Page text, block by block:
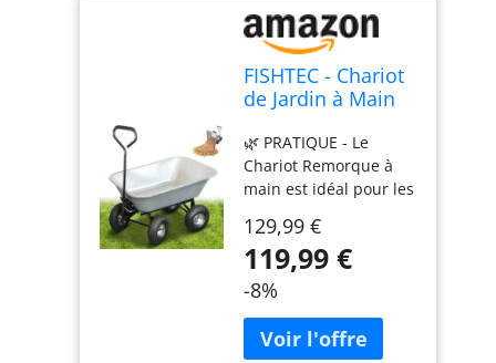
FISHTEC - Chariot
de Jardin à Main
Brouette 4 Roues
Gonflables -
Benne Basculante
- Capacité de
Charge Max 250
KG - Long Manche
- 86 x 60,5 CM -
🌿 PRATIQUE - Le
Chariot Remorque à
main est idéal pour les
et du quotidien - pour
transporter bûches,
outils, plantes ou
produits alimentaires .
Ce chariot facilite le
transport des charges
129,99 €
119,99 €
-8%